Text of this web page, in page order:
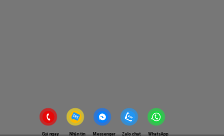
Gọi ngay Nhắn tin Messenger Zalo chat WhatsApp